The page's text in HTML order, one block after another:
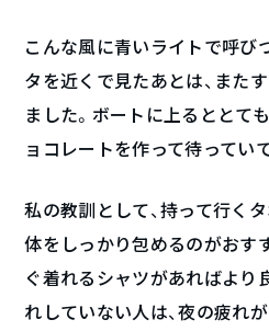
こんな風に青いライトで呼び
タを近くで見たあとは、また
ました。ボートに上るととて
ョコレートを作って待ってい
私の教訓として、持って行く
体をしっかり包めるのがおす
ぐ着れるシャツがあればより
れしていない人は、夜の疲れ